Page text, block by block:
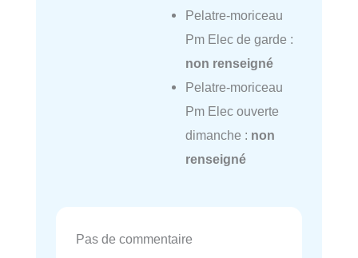
Pelatre-moriceau
Pm Elec de garde :
non renseigné
Pelatre-moriceau
Pm Elec ouverte
dimanche : non
renseigné
Pas de commentaire